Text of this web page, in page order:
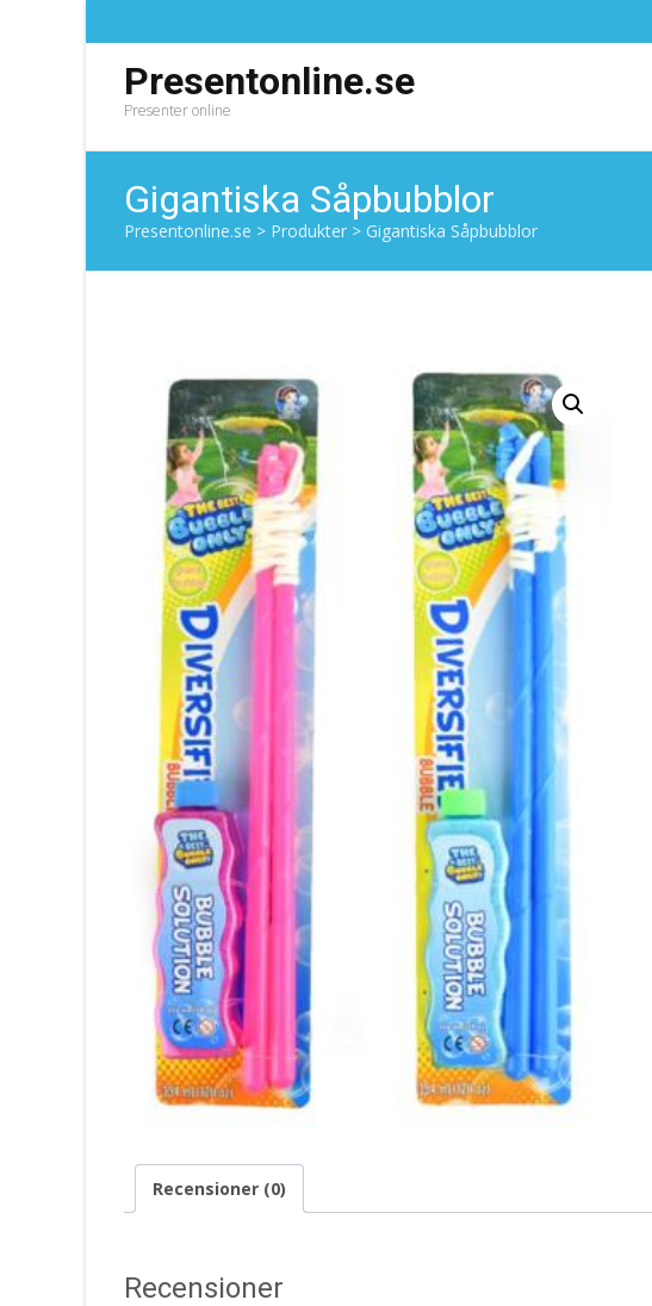
Presentonline.se
Presenter online
Gigantiska Såpbubblor
Presentonline.se > Produkter > Gigantiska Såpbubblor
Recensioner (0)
Recensioner